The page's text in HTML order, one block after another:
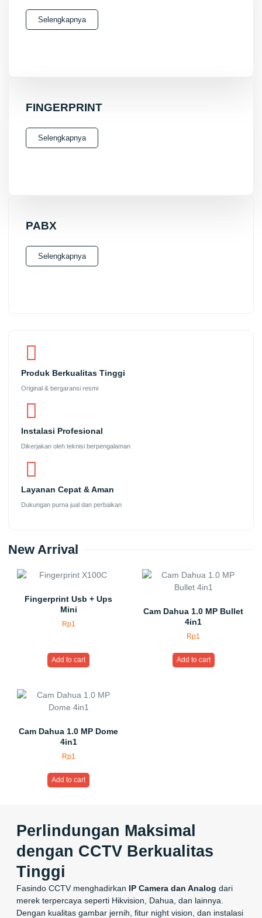
Selengkapnya
FINGERPRINT
Selengkapnya
PABX
Selengkapnya
Produk Berkualitas Tinggi
Original & bergaransi resmi
Instalasi Profesional
Dikerjakan oleh teknisi berpengalaman
Layanan Cepat & Aman
Dukungan purna jual dan perbaikan
New Arrival
Fingerprint Usb + Ups
Mini
Rp1
Add to cart
Cam Dahua 1.0 MP Bullet
4in1
Rp1
Add to cart
Cam Dahua 1.0 MP Dome
4in1
Rp1
Add to cart
Perlindungan Maksimal
dengan CCTV Berkualitas
Tinggi
Fasindo CCTV menghadirkan IP Camera dan Analog dari
merek terpercaya seperti Hikvision, Dahua, dan lainnya.
Dengan kualitas gambar jernih, fitur night vision, dan instalasi